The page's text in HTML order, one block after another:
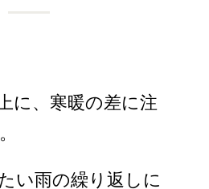
に、寒暖の差に注
い雨の繰り返しに